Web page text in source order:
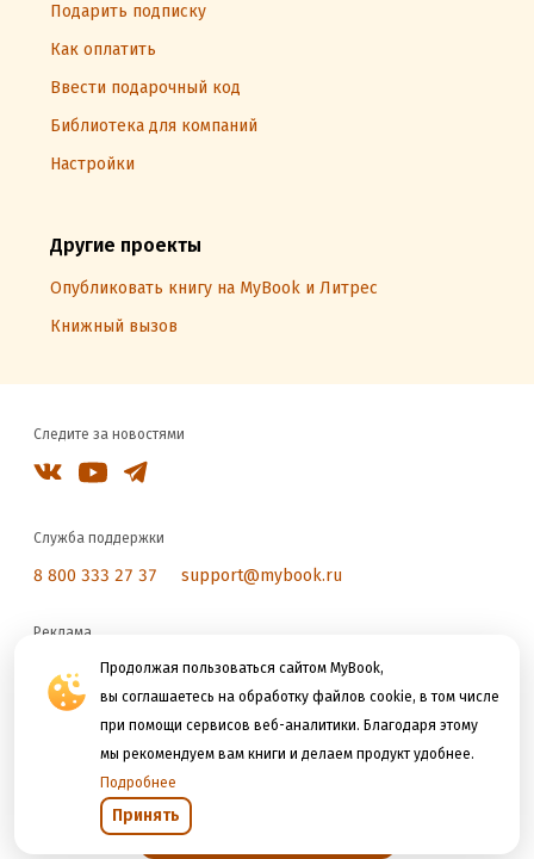
Продолжая пользоваться сайтом MyBook,
вы соглашаетесь на обработку файлов cookie, в том числе
при помощи сервисов веб-аналитики. Благодаря этому
мы рекомендуем вам книги и делаем продукт удобнее.
Подробнее
Принять
Подарить подписку
Как оплатить
Ввести подарочный код
Библиотека для компаний
Настройки
Другие проекты
Опубликовать книгу на MyBook и Литрес
Книжный вызов
Следите за новостями
Служба поддержки
8 800 333 27 37 support@mybook.ru
Реклама
reklama@litres.ru
Мы принимаем к оплате
Открыть в приложении